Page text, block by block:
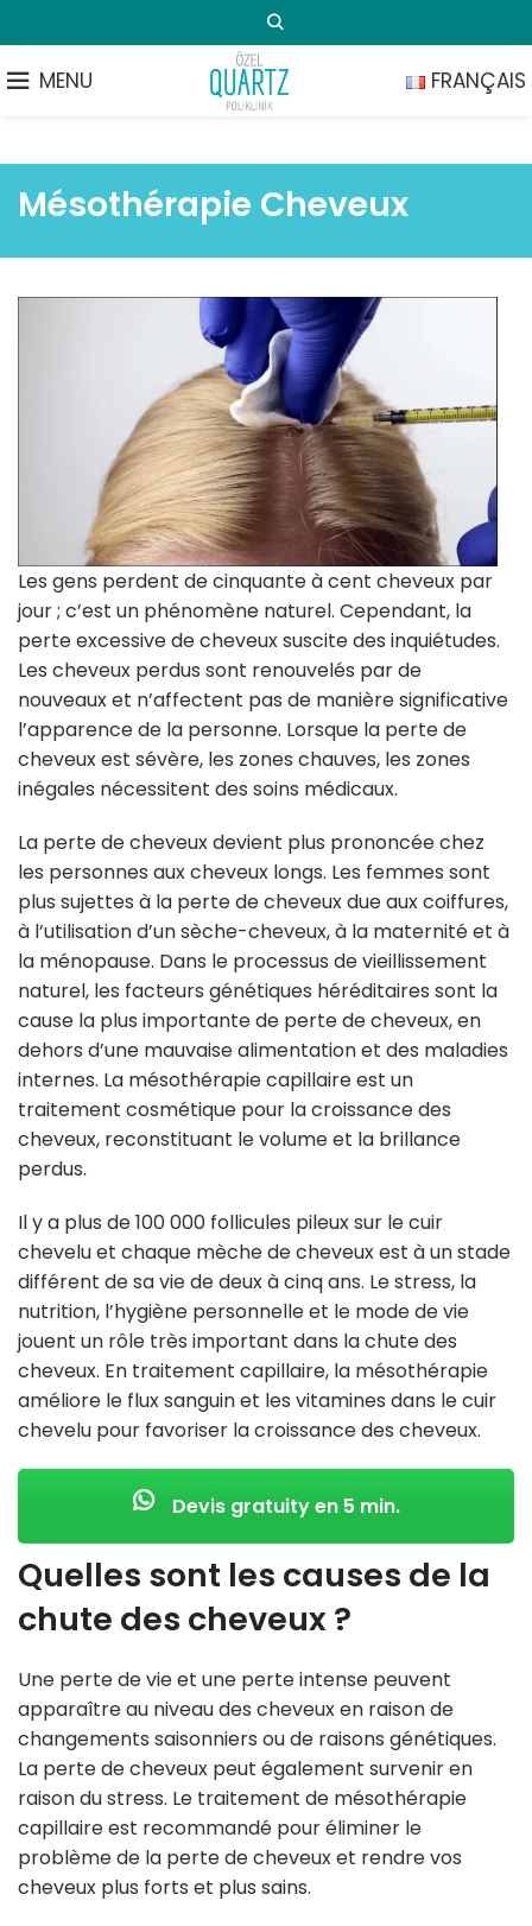
MENU FRANÇAIS
Mésothérapie Cheveux
Les gens perdent de cinquante à cent cheveux par
jour ; c’est un phénomène naturel. Cependant, la
perte excessive de cheveux suscite des inquiétudes.
Les cheveux perdus sont renouvelés par de
nouveaux et n’affectent pas de manière significative
l’apparence de la personne. Lorsque la perte de
cheveux est sévère, les zones chauves, les zones
inégales nécessitent des soins médicaux.
La perte de cheveux devient plus prononcée chez
les personnes aux cheveux longs. Les femmes sont
plus sujettes à la perte de cheveux due aux coiffures,
à l’utilisation d’un sèche-cheveux, à la maternité et à
la ménopause. Dans le processus de vieillissement
naturel, les facteurs génétiques héréditaires sont la
cause la plus importante de perte de cheveux, en
dehors d’une mauvaise alimentation et des maladies
internes. La mésothérapie capillaire est un
traitement cosmétique pour la croissance des
cheveux, reconstituant le volume et la brillance
perdus.
Il y a plus de 100 000 follicules pileux sur le cuir
chevelu et chaque mèche de cheveux est à un stade
différent de sa vie de deux à cinq ans. Le stress, la
nutrition, l’hygiène personnelle et le mode de vie
jouent un rôle très important dans la chute des
cheveux. En traitement capillaire, la mésothérapie
améliore le flux sanguin et les vitamines dans le cuir
chevelu pour favoriser la croissance des cheveux.
Devis gratuity en 5 min.
Quelles sont les causes de la
chute des cheveux ?
Une perte de vie et une perte intense peuvent
apparaître au niveau des cheveux en raison de
changements saisonniers ou de raisons génétiques.
La perte de cheveux peut également survenir en
raison du stress. Le traitement de mésothérapie
capillaire est recommandé pour éliminer le
problème de la perte de cheveux et rendre vos
cheveux plus forts et plus sains.